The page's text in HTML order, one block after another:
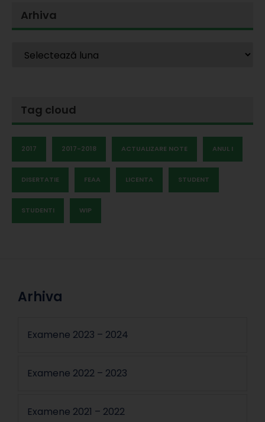
Arhiva
Tag cloud
2017 2017-2018 ACTUALIZARE NOTE ANUL I
DISERTATIE FEAA LICENTA STUDENT
STUDENTI WIP
Arhiva
Examene 2023 – 2024
Examene 2022 – 2023
Examene 2021 – 2022